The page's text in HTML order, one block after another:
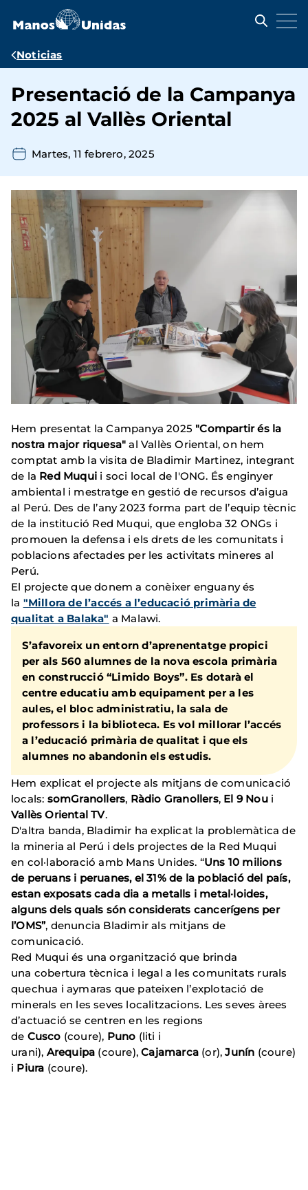
contenido
Ruta
navegación
Noticias
Presentació de la Campanya
2025 al Vallès Oriental
Martes, 11 febrero, 2025
Hem presentat la Campanya 2025 "Compartir és la
nostra major riquesa"al Vallès Oriental, on hem
comptat amb la visita de Bladimir Martinez, integrant
de la Red Muqui i soci local de l'ONG. És enginyer
ambiental i mestratge en gestió de recursos d’aigua
al Perú. Des de l’any 2023 forma part de l’equip tècnic
de la institució Red Muqui, que engloba 32 ONGs i
promouen la defensa i els drets de les comunitats i
poblacions afectades per les activitats mineres al
Perú.
El projecte que donem a conèixer enguany és
la "Millora de l’accés a l’educació primària de
qualitat a Balaka" a Malawi.
S’afavoreix un entorn d’aprenentatge propici
per als 560 alumnes de la nova escola primària
en construcció “Limido Boys”. Es dotarà el
centre educatiu amb equipament per a les
aules, el bloc administratiu, la sala de
professors i la biblioteca. Es vol millorar l’accés
a l’educació primària de qualitat i que els
alumnes no abandonin els estudis.
Hem explicat el projecte als mitjans de comunicació
locals: somGranollers, Ràdio Granollers, El 9 Noui
Vallès Oriental TV.
D'altra banda, Bladimir ha explicat la problemàtica de
la mineria al Perú i dels projectes de la Red Muqui
en col·laboració amb Mans Unides. “Uns 10 milions
de peruans i peruanes, el 31% de la població del país,
estan exposats cada dia a metalls i metal·loides,
alguns dels quals són considerats cancerígens per
l’OMS”, denuncia Bladimir als mitjans de
comunicació.
Red Muqui és una organització que brinda
una cobertura tècnica i legal a les comunitats rurals
quechua i aymaras que pateixen l’explotació de
minerals en les seves localitzacions. Les seves àrees
d’actuació se centren en les regions
de Cusco (coure), Puno (liti i
urani), Arequipa (coure),Cajamarca (or),Junín (coure)
i Piura (coure).